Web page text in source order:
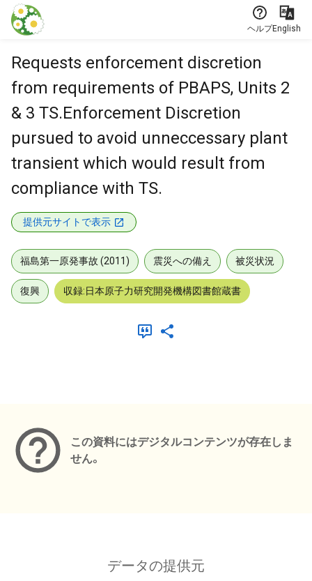
本文に飛ぶ
ヘルプEnglish
Requests enforcement discretion
from requirements of PBAPS, Units 2
& 3 TS.Enforcement Discretion
pursued to avoid unneccessary plant
transient which would result from
compliance with TS.
提供元サイトで表示
福島第一原発事故 (2011) 震災への備え 被災状況
復興 収録:日本原子力研究開発機構図書館蔵書
この資料にはデジタルコンテンツが存在しま
せん。
データの提供元